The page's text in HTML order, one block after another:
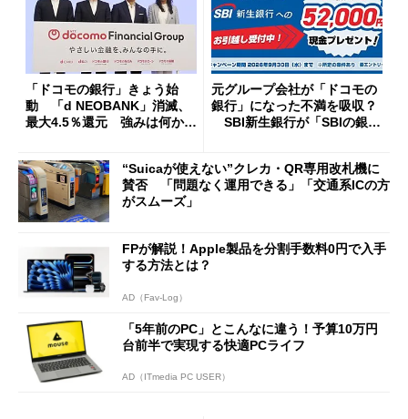
「ドコモの銀行」きょう始
動 「d NEOBANK」消滅、
最大4.5％還元 強みは何か解
元グループ会社が「ドコモの
銀行」になった不満を吸収？
SBI新生銀行が「SBIの銀
開催
“Suicaが使えない”クレカ・QR専用改札機に
賛否 「問題なく運用できる」「交通系ICの方
がスムーズ」
FPが解説！Apple製品を分割手数料0円で入手
する方法とは？
AD（Fav-Log）
「5年前のPC」とこんなに違う！予算10万円
台前半で実現する快適PCライフ
AD（ITmedia PC USER）